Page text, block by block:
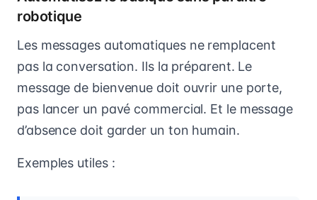
robotique
Les messages automatiques ne remplacent
pas la conversation. Ils la préparent. Le
message de bienvenue doit ouvrir une porte,
pas lancer un pavé commercial. Et le message
d’absence doit garder un ton humain.
Exemples utiles :